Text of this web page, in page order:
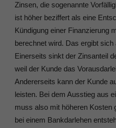
Zinsen, die sogenannte
ist höher beziffert als eine
Kündigung einer Finanzierung
berechnet wird. Das ergibt
Einerseits sinkt der Zinsanteil
weil der Kunde das
Andererseits kann der Kunde
leisten. Bei dem Ausstieg aus
muss also mit höheren Kosten
bei einem Bankdarlehen